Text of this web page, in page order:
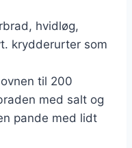
hvidløg,
krydderurter som
til 200
med salt og
pande med lidt